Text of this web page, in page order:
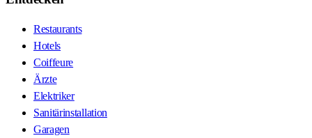
Restaurants
Hotels
Coiffeure
Ärzte
Elektriker
Sanitärinstallation
Garagen